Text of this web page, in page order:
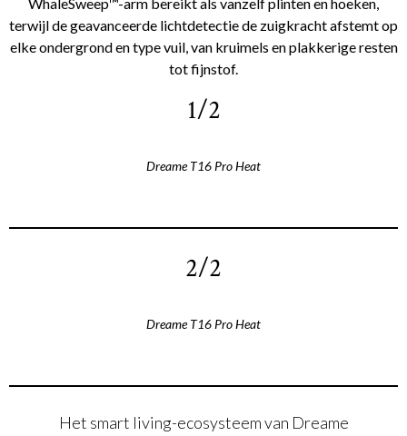
terwijl de geavanceerde lichtdetectie de zuigkracht afstemt op
elke ondergrond en type vuil, van kruimels en plakkerige resten
tot fijnstof.
1/2
Dreame T16 Pro Heat
2/2
Dreame T16 Pro Heat
Het smart living-ecosysteem van Dreame